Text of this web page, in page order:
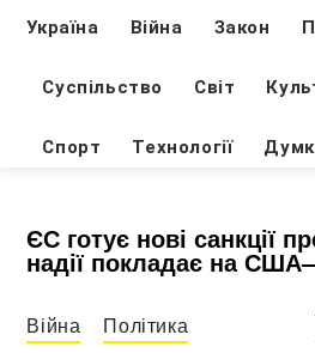
Україна Війна Закон
Суспільство Світ
Спорт Технології
ЄС готує нові санкції
надії покладає на
Війна Політика